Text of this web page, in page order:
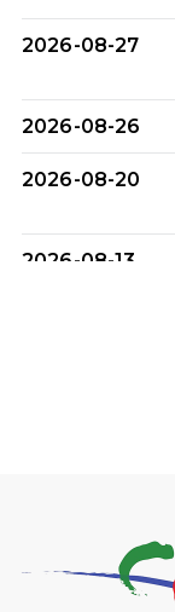
2026-08-27
2026-08-26
2026-08-20
2026-08-13
2026-07-23